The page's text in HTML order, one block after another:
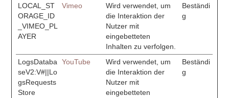
LOCAL_ST
ORAGE_ID
_VIMEO_PL
AYER
Vimeo
Wird verwendet, um
die Interaktion der
Nutzer mit
eingebetteten
Inhalten zu verfolgen.
Beständi
g
LogsDataba
seV2:V#||Lo
gsRequests
Store
YouTube
Wird verwendet, um
die Interaktion der
Nutzer mit
eingebetteten
Beständi
g